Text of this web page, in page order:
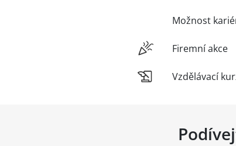
Možnost
Firemní akce
Vzdělávací